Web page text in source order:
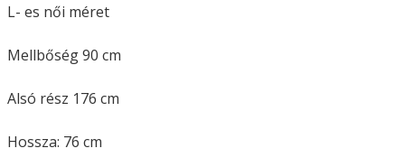
L- es női méret
Mellbőség 90 cm
Alsó rész 176 cm
Hossza: 76 cm